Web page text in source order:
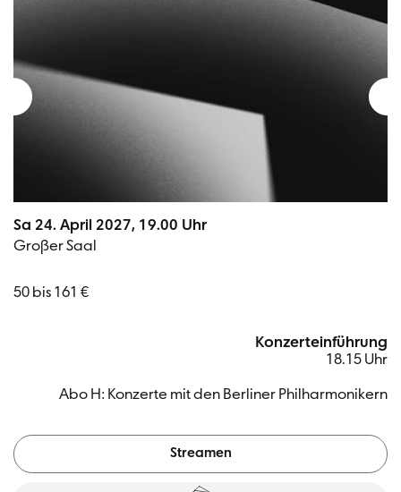
Sa 24. April 2027, 19.00 Uhr
Großer Saal
50 bis 161 €
Konzerteinführung
18.15 Uhr
Abo H: Konzerte mit den Berliner Philharmonikern
Streamen